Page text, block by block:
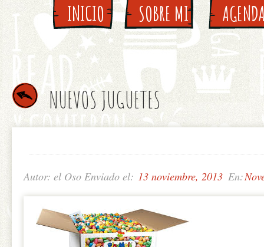
INICIO SOBRE MI
NUEVOS JUGUETES
Autor: el Oso Enviado el: 13 noviembre, 2013 En: